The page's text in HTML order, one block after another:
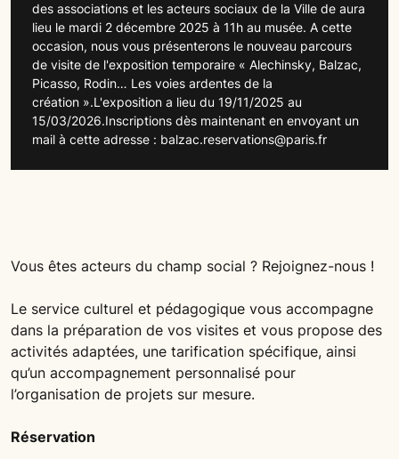
des associations et les acteurs sociaux de la Ville de aura
lieu le mardi 2 décembre 2025 à 11h au musée. A cette
occasion, nous vous présenterons le nouveau parcours
de visite de l'exposition temporaire « Alechinsky, Balzac,
Picasso, Rodin… Les voies ardentes de la
création ».L'exposition a lieu du 19/11/2025 au
15/03/2026.Inscriptions dès maintenant en envoyant un
mail à cette adresse : balzac.reservations@paris.fr
Vous êtes acteurs du champ social ? Rejoignez-nous !
Le service culturel et pédagogique vous accompagne
dans la préparation de vos visites et vous propose des
activités adaptées, une tarification spécifique, ainsi
qu’un accompagnement personnalisé pour
l’organisation de projets sur mesure.
Réservation